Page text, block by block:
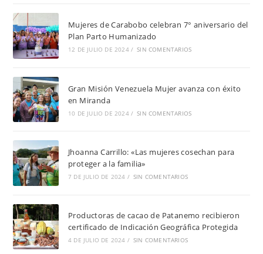
Mujeres de Carabobo celebran 7° aniversario del
Plan Parto Humanizado
12 DE JULIO DE 2024 / SIN COMENTARIOS
Gran Misión Venezuela Mujer avanza con éxito
en Miranda
10 DE JULIO DE 2024 / SIN COMENTARIOS
Jhoanna Carrillo: «Las mujeres cosechan para
proteger a la familia»
7 DE JULIO DE 2024 / SIN COMENTARIOS
Productoras de cacao de Patanemo recibieron
certificado de Indicación Geográfica Protegida
4 DE JULIO DE 2024 / SIN COMENTARIOS